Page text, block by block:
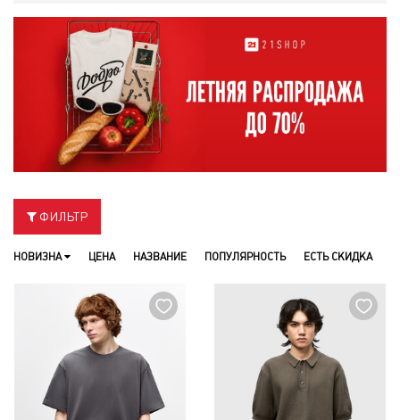
ФИЛЬТР
НОВИЗНА ЦЕНА НАЗВАНИЕ ПОПУЛЯРНОСТЬ ЕСТЬ СКИДКА